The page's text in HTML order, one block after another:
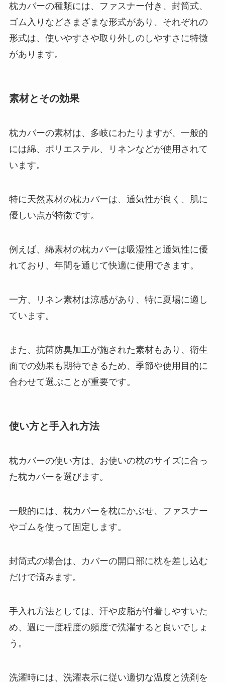
枕カバーの種類には、ファスナー付き、封筒式、
ゴム入りなどさまざまな形式があり、それぞれの
形式は、使いやすさや取り外しのしやすさに特徴
があります。
素材とその効果
枕カバーの素材は、多岐にわたりますが、一般的
には綿、ポリエステル、リネンなどが使用されて
います。
特に天然素材の枕カバーは、通気性が良く、肌に
優しい点が特徴です。
例えば、綿素材の枕カバーは吸湿性と通気性に優
れており、年間を通じて快適に使用できます。
一方、リネン素材は涼感があり、特に夏場に適し
ています。
また、抗菌防臭加工が施された素材もあり、衛生
面での効果も期待できるため、季節や使用目的に
合わせて選ぶことが重要です。
使い方と手入れ方法
枕カバーの使い方は、お使いの枕のサイズに合っ
た枕カバーを選びます。
一般的には、枕カバーを枕にかぶせ、ファスナー
やゴムを使って固定します。
封筒式の場合は、カバーの開口部に枕を差し込む
だけで済みます。
手入れ方法としては、汗や皮脂が付着しやすいた
め、週に一度程度の頻度で洗濯すると良いでしょ
う。
洗濯時には、洗濯表示に従い適切な温度と洗剤を